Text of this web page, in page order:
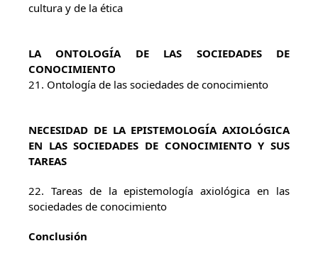
cultura y de la ética
LA ONTOLOGÍA DE LAS SOCIEDADES DE
CONOCIMIENTO
21. Ontología de las sociedades de conocimiento
NECESIDAD DE LA EPISTEMOLOGÍA AXIOLÓGICA
EN LAS SOCIEDADES DE CONOCIMIENTO Y SUS
TAREAS
22. Tareas de la epistemología axiológica en las
sociedades de conocimiento
Conclusión